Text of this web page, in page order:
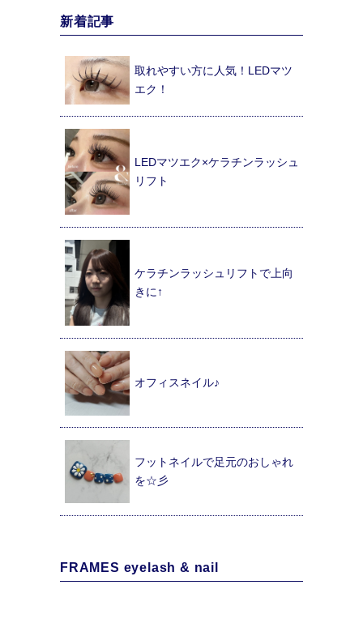
新着記事
取れやすい方に人気！LEDマツ
エク！
LEDマツエク×ケラチンラッシュ
リフト
ケラチンラッシュリフトで上向
きに↑
オフィスネイル♪
フットネイルで足元のおしゃれ
を☆彡
FRAMES eyelash & nail